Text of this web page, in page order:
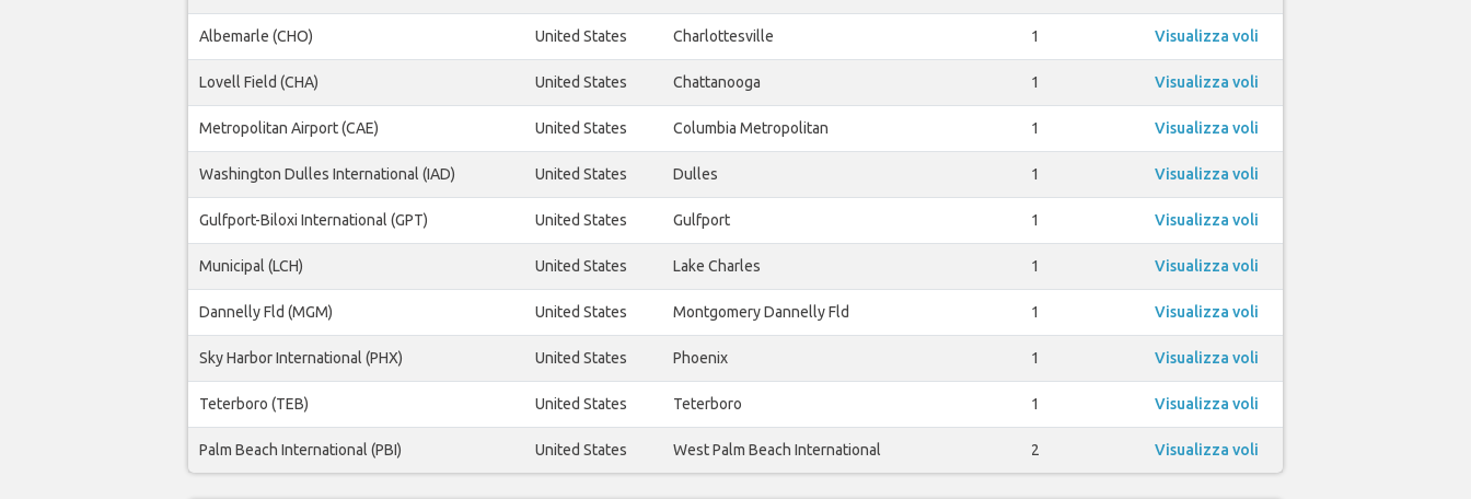
Albemarle (CHO) United States Charlottesville 1 Visualizza voli
Lovell Field (CHA) United States Chattanooga 1 Visualizza voli
Metropolitan Airport (CAE) United States Columbia Metropolitan 1 Visualizza voli
Washington Dulles International (IAD) United States Dulles 1 Visualizza voli
Gulfport-Biloxi International (GPT) United States Gulfport 1 Visualizza voli
Municipal (LCH) United States Lake Charles 1 Visualizza voli
Dannelly Fld (MGM) United States Montgomery Dannelly Fld 1 Visualizza voli
Sky Harbor International (PHX) United States Phoenix 1 Visualizza voli
Teterboro (TEB) United States Teterboro 1 Visualizza voli
Palm Beach International (PBI) United States West Palm Beach International 2 Visualizza voli